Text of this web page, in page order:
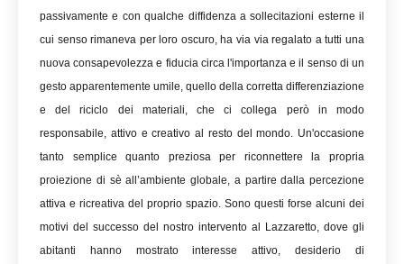
passivamente e con qualche diffidenza a sollecitazioni esterne il
cui senso rimaneva per loro oscuro, ha via via regalato a tutti una
nuova consapevolezza e fiducia circa l'importanza e il senso di un
gesto apparentemente umile, quello della corretta differenziazione
e del riciclo dei materiali, che ci collega però in modo
responsabile, attivo e creativo al resto del mondo. Un'occasione
tanto semplice quanto preziosa per riconnettere la propria
proiezione di sè all’ambiente globale, a partire dalla percezione
attiva e ricreativa del proprio spazio. Sono questi forse alcuni dei
motivi del successo del nostro intervento al Lazzaretto, dove gli
abitanti hanno mostrato interesse attivo, desiderio di